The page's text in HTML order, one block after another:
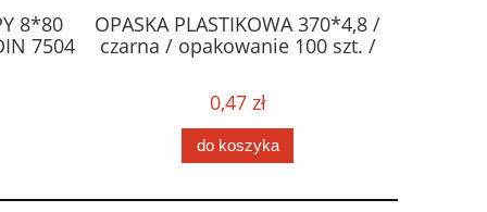
8*80
7504
OPASKA PLASTIKOWA 370*4,8 /
czarna / opakowanie 100 szt. /
0,47 zł
do koszyka